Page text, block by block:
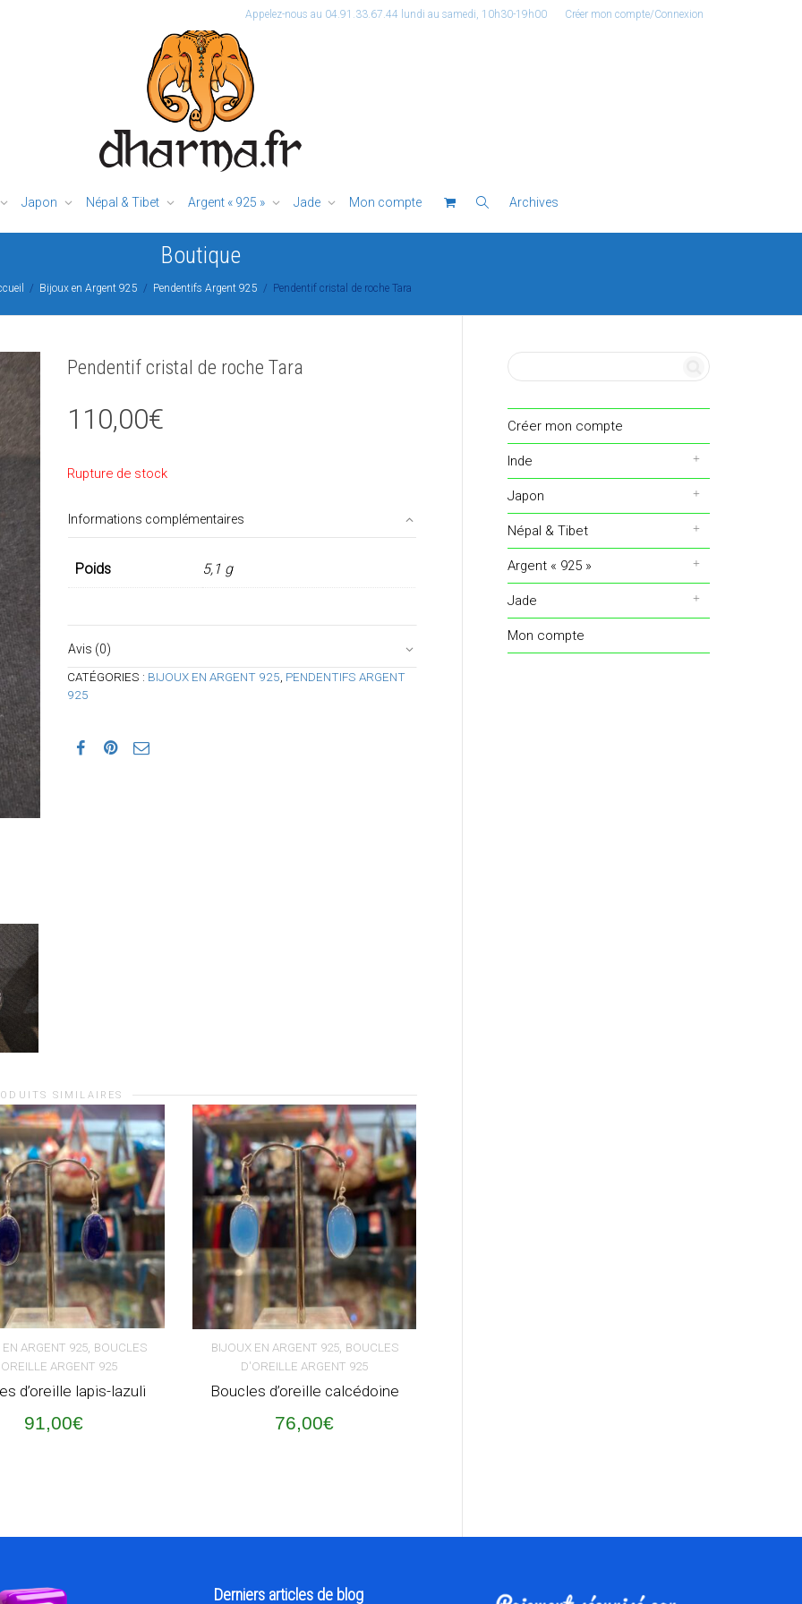
Appelez-nous au 04.91.33.67.44 lundi au samedi, 10h30-19h00 Créer mon compte/Connexion
Japon Népal & Tibet Argent « 925 » Jade Mon compte Archives
Boutique
Bijoux en Argent 925 Pendentifs Argent 925 Pendentif cristal de roche Tara
Pendentif cristal de roche Tara
110,00€
Rupture de stock
Informations complémentaires
Poids 5,1 g
Avis (0)
CATÉGORIES : BIJOUX EN ARGENT 925 PENDENTIFS ARGENT
925
SIMILAIRES
ARGENT 925, BOUCLES
ARGENT 925
d’oreille lapis-lazuli
91,00€
BIJOUX EN ARGENT 925, BOUCLES
D'OREILLE ARGENT 925
Boucles d’oreille calcédoine
76,00€
Créer mon compte
Inde
Japon
Népal & Tibet
Argent « 925 »
Jade
Mon compte
Derniers articles de blog